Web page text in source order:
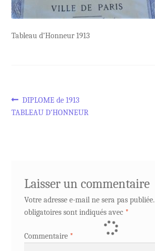
Tableau d’Honneur 1913
Navigation
Article
précédent :
DIPLOME de 1913
TABLEAU D’HONNEUR
Laisser un commentaire
Votre adresse e-mail ne sera pas publiée.
obligatoires sont indiqués avec *
Commentaire *